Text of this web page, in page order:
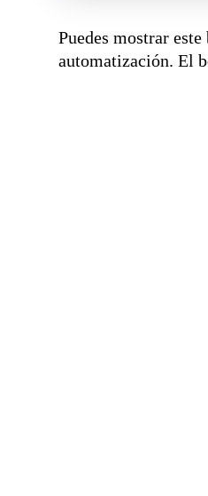
Puedes mostrar
automatización. El